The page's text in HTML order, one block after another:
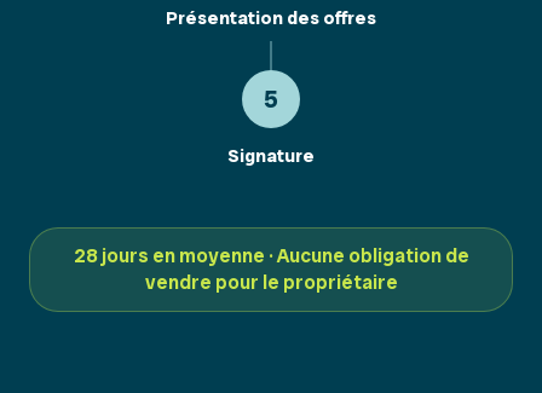
Présentation des offres
5
Signature
28 jours en moyenne · Aucune obligation de
vendre pour le propriétaire